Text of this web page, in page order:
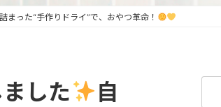
まった“手作りドライ”で、おやつ革命！
した
自